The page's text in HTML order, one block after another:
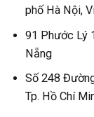
phố Hà Nội,
91 Phước Lý
Nẵng
Số 248
Tp. Hồ Chí